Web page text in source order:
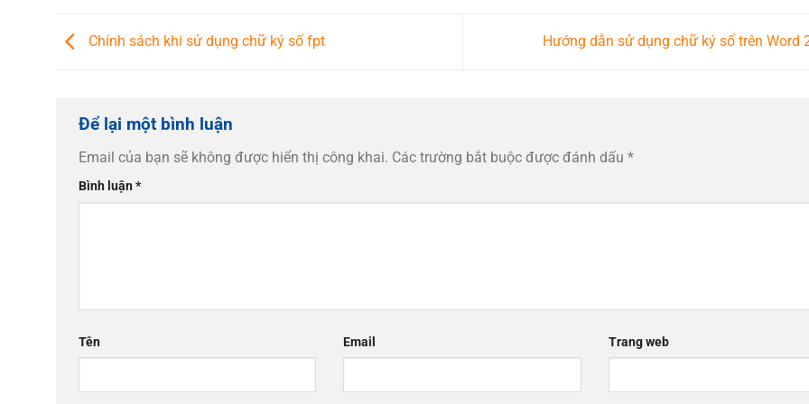
Chính sách khi sử dụng chữ ký số fpt Hướng dẫn sử dụng chữ ký số trên Word
Để lại một bình luận
Email của bạn sẽ không được hiển thị công khai. Các trường bắt buộc được đánh dấu *
Bình luận*
Tên Email Trang web